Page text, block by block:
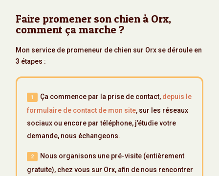
Faire promener son chien à Orx,
comment ça marche ?
Mon service de promeneur de chien sur Orx se déroule en
3 étapes :
Ça commence par la prise de contact, depuis le
formulaire de contact de mon site, sur les réseaux
sociaux ou encore par téléphone, j’étudie votre
demande, nous échangeons.
Nous organisons une pré-visite (entièrement
gratuite), chez vous sur Orx, afin de nous rencontrer